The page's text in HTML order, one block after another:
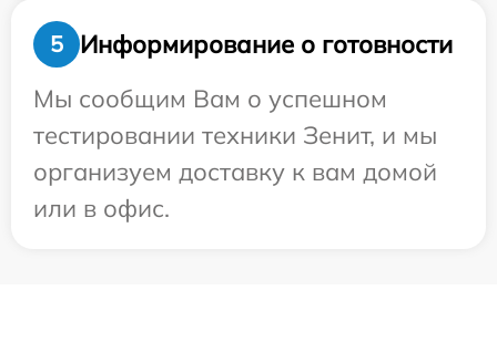
5
Информирование о готовности
Мы сообщим Вам о успешном
тестировании техники Зенит, и мы
организуем доставку к вам домой
или в офис.